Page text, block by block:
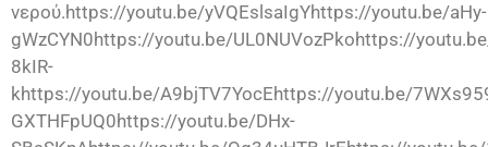
νερού.https://youtu.be/yVQEslsaIgYhttps://youtu.be/aHy-
gWzCYN0https://youtu.be/UL0NUVozPkohttps://
8kIR-
khttps://youtu.be/A9bjTV7YocEhttps://youtu.be/
GXTHFpUQ0https://youtu.be/DHx-